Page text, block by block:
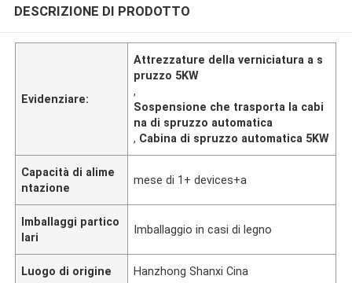
DESCRIZIONE DI PRODOTTO
Evidenziare:
Attrezzature della verniciatura a s
pruzzo 5KW
,
Sospensione che trasporta la cabi
na di spruzzo automatica
, Cabina di spruzzo automatica 5KW
Capacità di alime
ntazione
mese di 1+ devices+a
Imballaggi partico
lari
Imballaggio in casi di legno
Luogo di origine Hanzhong Shanxi Cina